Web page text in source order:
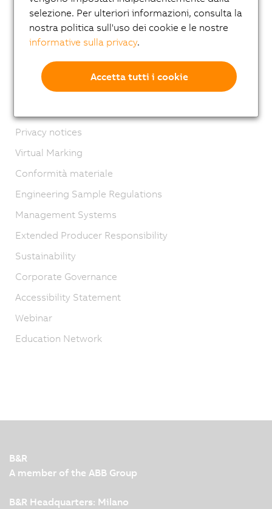
Carriera
Sedi
Contatto
Imprint
Privacy notices
Virtual Marking
Conformità materiale
Engineering Sample Regulations
Management Systems
Extended Producer Responsibility
Sustainability
Corporate Governance
Accessibility Statement
Webinar
Education Network
B&R
A member of the ABB Group
B&R Headquarters: Milano
selezione. Per ulteriori informazioni, consulta la
nostra politica sull'uso dei cookie e le nostre
informative sulla privacy.
Accetta tutti i cookie